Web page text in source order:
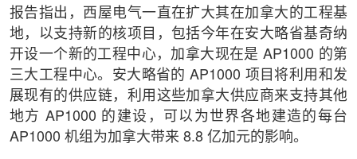
报告指出，西屋电气一直在扩大其在加拿大的工程基
地，以支持新的核项目，包括今年在安大略省基奇纳
开设一个新的工程中心，加拿大现在是 AP1000 的第
三大工程中心。安大略省的 AP1000 项目将利用和发
展现有的供应链，利用这些加拿大供应商来支持其他
地方 AP1000 的建设，可以为世界各地建造的每台
AP1000 机组为加拿大带来 8.8 亿加元的影响。